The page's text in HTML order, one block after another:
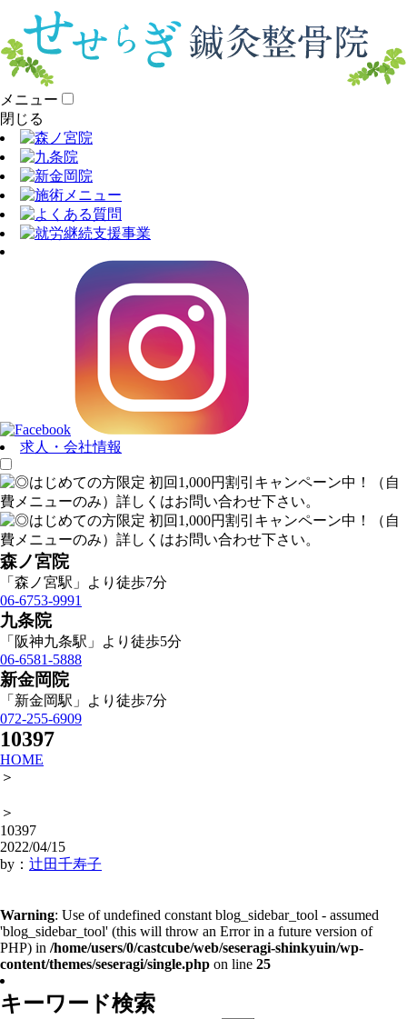
メニュー
閉じる
求人・会社情報
森ノ宮院
「森ノ宮駅」より徒歩7分
06-6753-9991
九条院
「阪神九条駅」より徒歩5分
06-6581-5888
新金岡院
「新金岡駅」より徒歩7分
072-255-6909
10397
HOME
＞
＞
10397
2022/04/15
by： 辻田千寿子
Warning: Use of undefined constant blog_sidebar_tool - assumed
'blog_sidebar_tool' (this will throw an Error in a future version of
PHP) in /home/users/0/castcube/web/seseragi-shinkyuin/wp-
content/themes/seseragi/single.php on line 25
キーワード検索